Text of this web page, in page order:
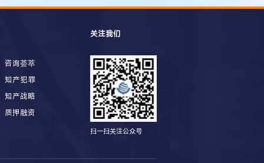
咨询荟萃
知产犯罪
知产战略
质押融资
关注我们
扫一扫关注公众号